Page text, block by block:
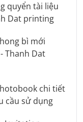
quyển tài liệu
Dat printing
bì mới
Thanh Dat
chi tiết
cầu sử dụng